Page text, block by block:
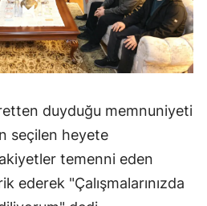
Trabzon
Tunceli
Şanlıurfa
Uşak
Van
Yozgat
duyduğu memnuniyeti
seçilen heyete
temenni eden
ederek "Çalışmalarınızda